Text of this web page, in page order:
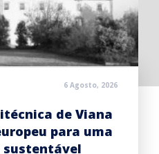
6 Agosto, 2026
de Viana
para uma